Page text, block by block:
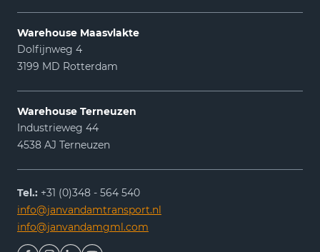
Warehouse Maasvlakte
Dolfijnweg 4
3199 MD Rotterdam
Warehouse Terneuzen
Industrieweg 44
4538 AJ Terneuzen
Tel.: +31 (0)348 - 564 540
info@janvandamtransport.nl
info@janvandamgml.com